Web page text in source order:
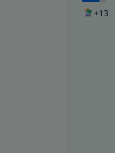
+13